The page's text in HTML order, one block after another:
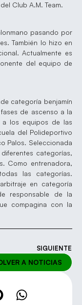
Club A.M. Team.
pasando por
También lo hizo en
Actualmente es
del equipo de
categoría benjamín
de ascenso a la
a los equipos de las
del Polideportivo
Palos. Seleccionada
categorías,
Como entrenadora,
las categorías.
en categoría
responsable de la
compagina con la
SIGUIENTE
A NOTICIAS